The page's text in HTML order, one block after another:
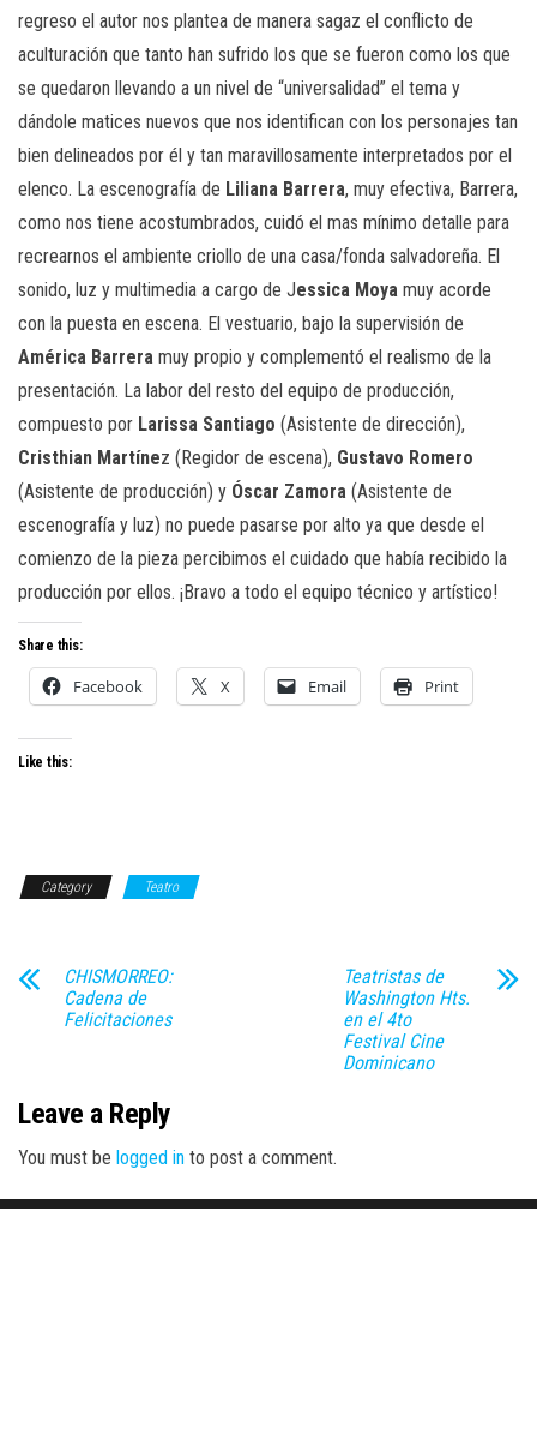
regreso el autor nos plantea de manera sagaz el conflicto de
aculturación que tanto han sufrido los que se fueron como los que
se quedaron llevando a un nivel de “universalidad” el tema y
dándole matices nuevos que nos identifican con los personajes tan
bien delineados por él y tan maravillosamente interpretados por el
elenco. La escenografía de Liliana Barrera, muy efectiva, Barrera,
como nos tiene acostumbrados, cuidó el mas mínimo detalle para
recrearnos el ambiente criollo de una casa/fonda salvadoreña. El
sonido, luz y multimedia a cargo de Jessica Moya muy acorde
con la puesta en escena. El vestuario, bajo la supervisión de
América Barrera muy propio y complementó el realismo de la
presentación. La labor del resto del equipo de producción,
compuesto por Larissa Santiago (Asistente de dirección),
Cristhian Martínez (Regidor de escena), Gustavo Romero
(Asistente de producción) y Óscar Zamora (Asistente de
escenografía y luz) no puede pasarse por alto ya que desde el
comienzo de la pieza percibimos el cuidado que había recibido la
producción por ellos. ¡Bravo a todo el equipo técnico y artístico!
Share this:
Facebook X Email Print
Like this:
Category Teatro
CHISMORREO:
Cadena de
Felicitaciones
Teatristas de
Washington Hts.
en el 4to
Festival Cine
Dominicano
Leave a Reply
You must be logged in to post a comment.